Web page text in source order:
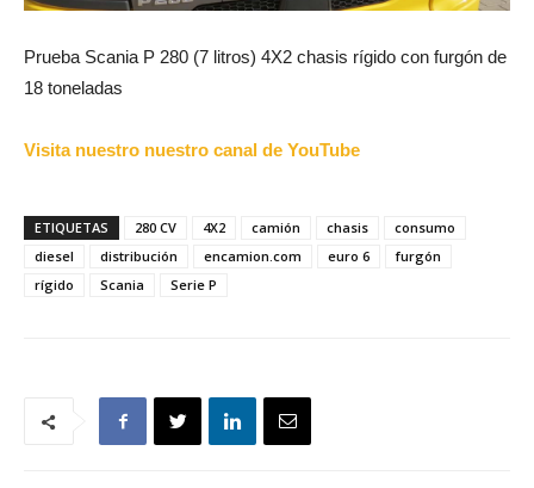
Prueba Scania P 280 (7 litros) 4X2 chasis rígido con furgón de
18 toneladas
Visita nuestro nuestro canal de YouTube
ETIQUETAS 280 CV 4X2 camión chasis
consumo
diesel
distribución encamion.com euro 6
furgón
rígido
Scania Serie P